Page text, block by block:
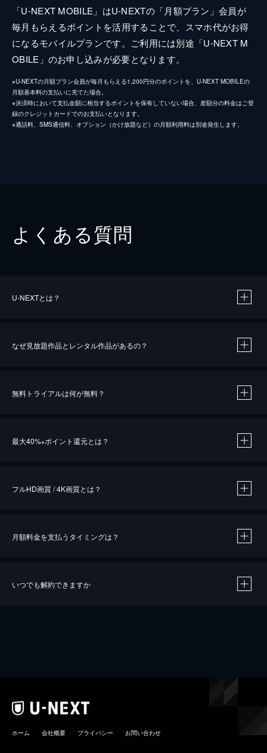
「U-NEXT MOBILE」はU-NEXTの「月額プラン」会員が
毎月もらえるポイントを活用することで、スマホ代がお得
になるモバイルプランです。ご利用には別途「U-NEXT M
OBILE」のお申し込みが必要となります。
※U-NEXTの月額プラン会員が毎月もらえる1,200円分のポイントを、U-NEXT MOBILEの
月額基本料の支払いに充てた場合。
※決済時において支払金額に相当するポイントを保有していない場合、差額分の料金はご登
録のクレジットカードでのお支払いとなります。
※通話料、SMS通信料、オプション（かけ放題など）の月額利用料は別途発生します。
よくある質問
U-NEXTとは？
なぜ見放題作品とレンタル作品があるの？
無料トライアルは何が無料？
最大40%※ポイント還元とは？
※40％ポイント還元の対象は、クレジットカード決済による作品の購入 / レンタルです。
フルHD画質 / 4K画質とは？
月額料金を支払うタイミングは？
いつでも解約できますか
ホーム 会社概要 プライバシー お問い合わせ